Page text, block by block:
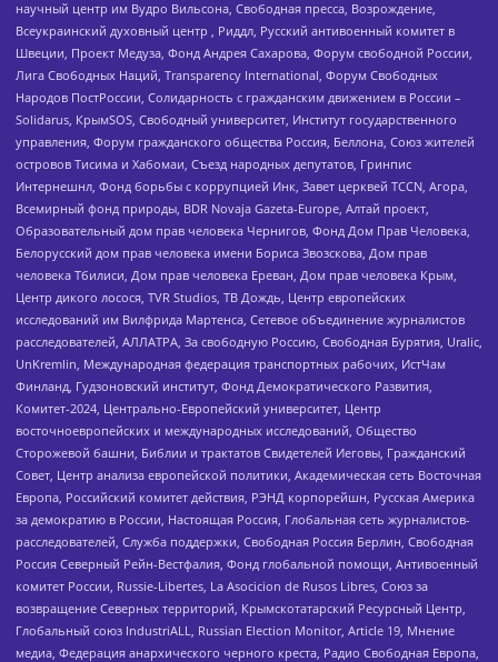
научный центр им Вудро Вильсона, Свободная пресса, Возрождение,
Всеукраинский духовный центр , Риддл, Русский антивоенный комитет в
Швеции, Проект Медуза, Фонд Андрея Сахарова, Форум свободной России,
Лига Свободных Наций, Transparеncy International, Форум Свободных
Народов ПостРоссии, Солидарность с гражданским движением в России –
Solidarus, КрымSOS, Свободный университет, Институт государственного
управления, Форум гражданского общества Россия, Беллона, Союз жителей
островов Тисима и Хабомаи, Съезд народных депутатов, Гринпис
Интернешнл, Фонд борьбы с коррупцией Инк, Завет церквей TCCN, Агора,
Всемирный фонд природы, BDR Novaja Gazeta-Europe, Алтай проект,
Образовательный дом прав человека Чернигов, Фонд Дом Прав Человека,
Белорусский дом прав человека имени Бориса Звозскова, Дом прав
человека Тбилиси, Дом прав человека Ереван, Дом прав человека Крым,
Центр дикого лосося, TVR Studios, ТВ Дождь, Центр европейских
исследований им Вилфрида Мартенса, Сетевое объединение журналистов
расследователей, АЛЛАТРА, За свободную Россию, Свободная Бурятия, Uralic,
UnKremlin, Международная федерация транспортных рабочих, ИстЧам
Финланд, Гудзоновский институт, Фонд Демократического Развития,
Комитет-2024, Центрально-Европейский университет, Центр
восточноевропейских и международных исследований, Общество
Сторожевой башни, Библии и трактатов Свидетелей Иеговы, Гражданский
Совет, Центр анализа европейской политики, Академическая сеть Восточная
Европа, Российский комитет действия, РЭНД корпорейшн, Русская Америка
за демократию в России, Настоящая Россия, Глобальная сеть журналистов-
расследователей, Служба поддержки, Свободная Россия Берлин, Свободная
Россия Северный Рейн-Вестфалия, Фонд глобальной помощи, Антивоенный
комитет России, Russie-Libertes, La Asocicion de Rusos Libres, Союз за
возвращение Северных территорий, Крымскотатарский Ресурсный Центр,
Глобальный союз IndustriALL, Russian Election Monitor, Article 19, Мнение
медиа, Федерация анархического черного креста, Радио Свободная Европа,